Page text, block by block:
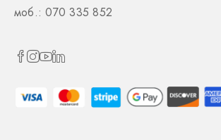
моб.: 070 335 852